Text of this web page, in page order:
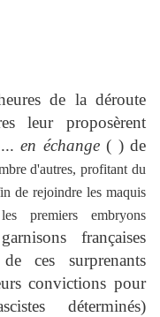
de la déroute
leur proposèrent
...en échange( ) de
d'autres, profitant du
de rejoindre les maquis
premiers embryons
françaises
ces surprenants
convictions pour
déterminés)